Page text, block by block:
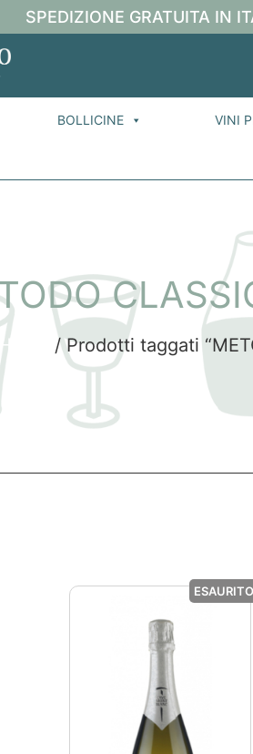
SPEDIZIONE GRATUITA IN
BOLLICINE VINI
Home / Prodotti taggati
ESAURITO